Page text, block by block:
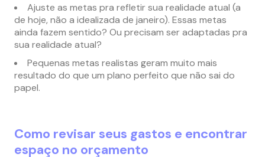
Ajuste as metas pra refletir sua realidade atual (a
de hoje, não a idealizada de janeiro). Essas metas
ainda fazem sentido? Ou precisam ser adaptadas pra
sua realidade atual?
Pequenas metas realistas geram muito mais
resultado do que um plano perfeito que não sai do
papel.
Como revisar seus gastos e encontrar
espaço no orçamento